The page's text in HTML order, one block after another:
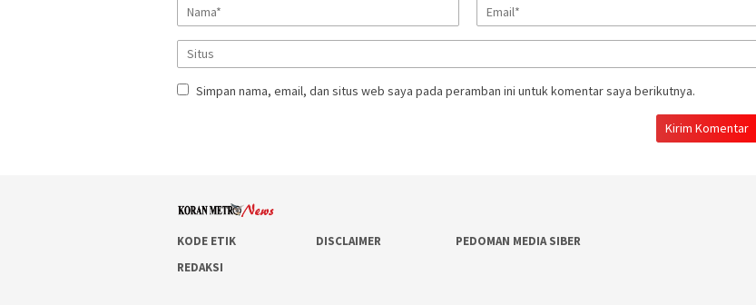
Simpan nama, email, dan situs web saya pada peramban ini untuk komentar saya berikutnya.
KODE ETIK DISCLAIMER
PEDOMAN MEDIA SIBER
REDAKSI